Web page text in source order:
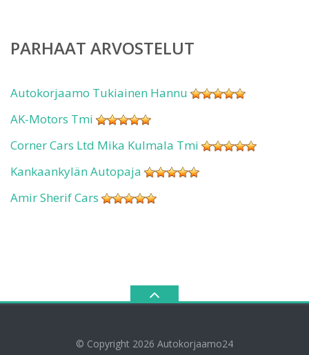
PARHAAT ARVOSTELUT
Autokorjaamo Tukiainen Hannu
AK-Motors Tmi
Corner Cars Ltd Mika Kulmala Tmi
Kankaankylän Autopaja
Amir Sherif Cars
© Copyright 2026 Autokorjaamo24